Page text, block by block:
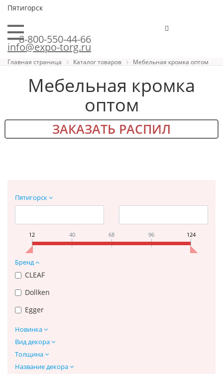
Пятигорск
8-800-550-44-66
info@expo-torg.ru
Главная страница Каталог товаров Мебельная кромка оптом
Мебельная кромка
оптом
ЗАКАЗАТЬ РАСПИЛ
Пятигорск
12 40 68 96 124
Бренд
CLEAF
Dollken
Egger
Новинка
Вид декора
Толщина
Название декора